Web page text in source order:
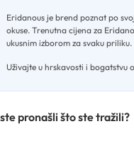
Eridanous je brend poznat po
okuse. Trenutna cijena za
ukusnim izborom za svaku priliku.
Uživajte u hrskavosti i bogatstvu
pronašli što ste tražili?